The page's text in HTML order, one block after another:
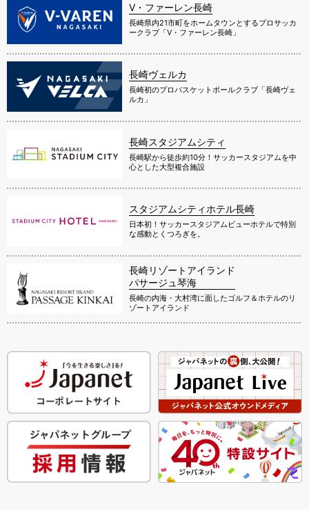
V・ファーレン長崎
長崎県内21市町をホームタウンとするプロサッカ
ークラブ「V・ファーレン長崎」
長崎ヴェルカ
長崎初のプロバスケットボールクラブ「長崎ヴェ
ルカ」
長崎スタジアムシティ
長崎駅から徒歩約10分！サッカースタジアムを中
心とした大型複合施設
スタジアムシティホテル長崎
日本初！サッカースタジアムビューホテルで特別
な感動とくつろぎを。
長崎リゾートアイランド
パサージュ琴海
長崎の内海・大村湾に面したゴルフ＆ホテルのリ
ゾートアイランド